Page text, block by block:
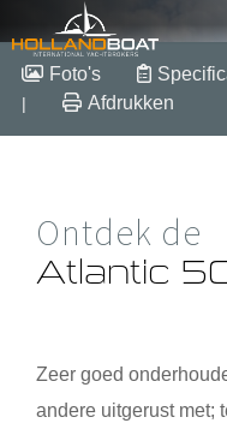
Atlantic
Verkocht
Foto's
| Afdrukken
Ontdek de
Atlantic
Zeer goed
andere uitgerust met;